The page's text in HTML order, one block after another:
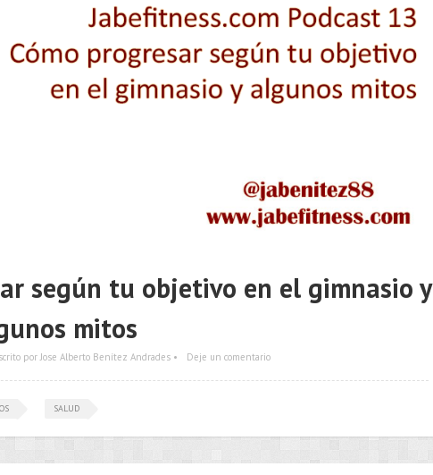
según tu objetivo en el gimnasio y
mitos
por Jose Alberto Benítez Andrades • Deje un comentario
SALUD